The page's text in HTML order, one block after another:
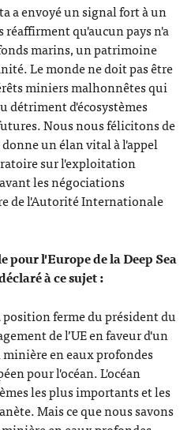
a envoyé un signal fort à un
qu'aucun pays n'a
marins, un patrimoine
Le monde ne doit pas être
miniers malhonnêtes qui
détriment d'écosystèmes
Nous nous félicitons de
un élan vital à l'appel
sur l'exploitation
les négociations
de l'Autorité Internationale
pour l'Europe de la Deep Sea
à ce sujet :
ferme du président du
de l’UE en faveur d'un
en eaux profondes
pour l'océan. L'océan
les plus importants et les
Mais ce que nous savons